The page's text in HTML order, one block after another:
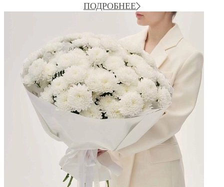
ПОДРОБНЕЕ